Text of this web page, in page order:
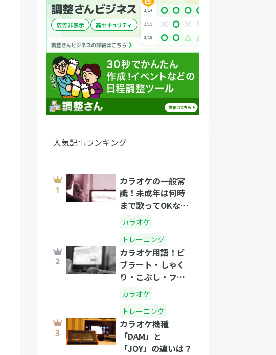
人気記事ランキング
カラオケの一般常
識！未成年は何時
まで歌ってOKな
の？
カラオケ
トレーニング
カラオケ用語！ビ
ブラート・しゃく
り・こぶし・フォ
ールって？
カラオケ
トレーニング
カラオケ機種
「DAM」と
「JOY」の違いは？